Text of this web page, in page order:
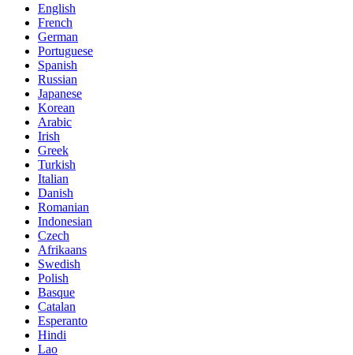
English
French
German
Portuguese
Spanish
Russian
Japanese
Korean
Arabic
Irish
Greek
Turkish
Italian
Danish
Romanian
Indonesian
Czech
Afrikaans
Swedish
Polish
Basque
Catalan
Esperanto
Hindi
Lao